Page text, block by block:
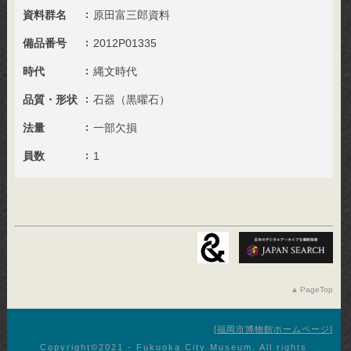
資料群名 原田富三郎資料
備品番号 2012P01335
時代 縄文時代
品質・形状 石器（黒曜石）
法量 一部欠損
員数 1
PageTop
福岡市博物館ホームページ
Copyright©︎2021 - Fukuoka City Museum. All rights